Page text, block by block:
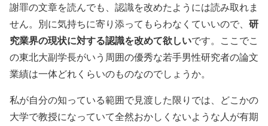
謝罪の文章を読んでも、認識を改めたようには読み取れま
せん。別に気持ちに寄り添ってもらわなくていいので、 研
究業界の現状に対する認識を改めて欲しいです。ここでこ
の東北大副学長がいう周囲の優秀な若手男性研究者の論文
業績は一体どれくらいのものなのでしょうか。
私が自分の知っている範囲で見渡した限りでは、どこかの
大学で教授になっていて全然おかしくないような人が有期